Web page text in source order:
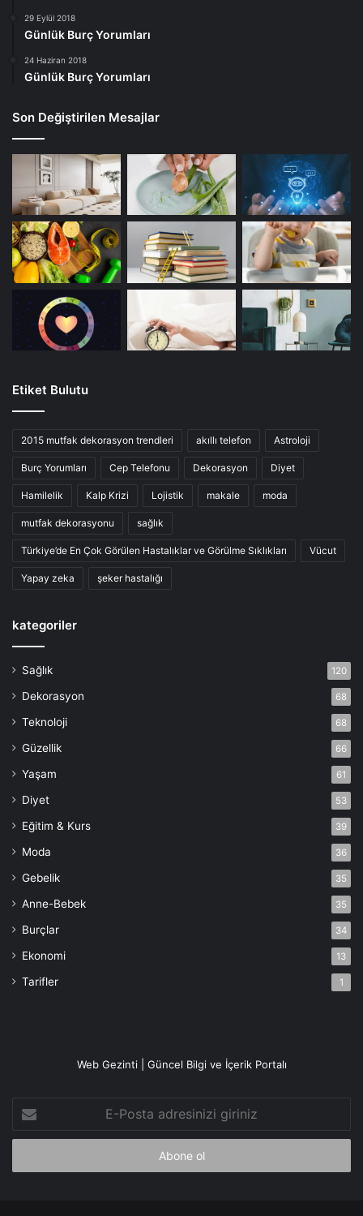
29 Eylül 2018
Günlük Burç Yorumları
24 Haziran 2018
Günlük Burç Yorumları
Son Değiştirilen Mesajlar
Etiket Bulutu
2015 mutfak dekorasyon trendleri akıllı telefon Astroloji
Burç Yorumları Cep Telefonu Dekorasyon Diyet
Hamilelik Kalp Krizi Lojistik makale moda
mutfak dekorasyonu sağlık
Türkiye’de En Çok Görülen Hastalıklar ve Görülme Sıklıkları Vücut
Yapay zeka şeker hastalığı
kategoriler
Sağlık 120
Dekorasyon 68
Teknoloji 68
Güzellik 66
Yaşam 61
Diyet 53
Eğitim & Kurs 39
Moda 36
Gebelik 35
Anne-Bebek 35
Burçlar 34
Ekonomi 13
Tarifler 1
Web Gezinti | Güncel Bilgi ve İçerik Portalı
Posta
adresinizi